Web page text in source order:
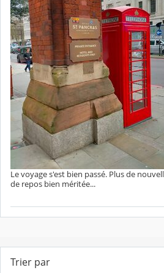
Le voyage s'est bien passé. Plus de
de repos bien méritée...
Trier par